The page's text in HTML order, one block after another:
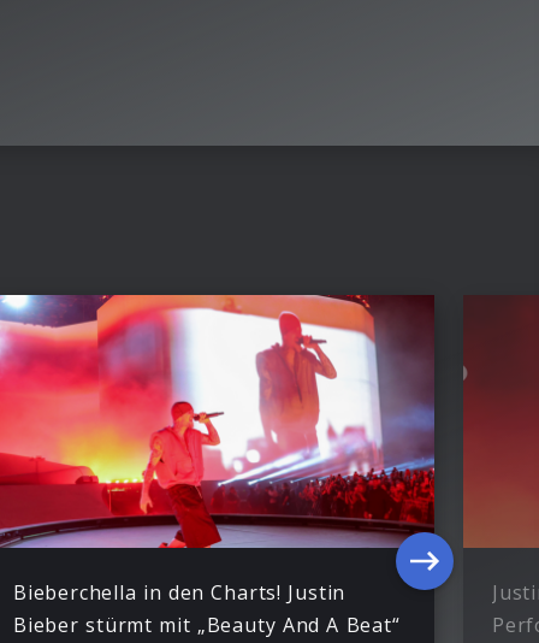
Bieberchella in den Charts! Justin
Bieber stürmt mit „Beauty And A Beat“